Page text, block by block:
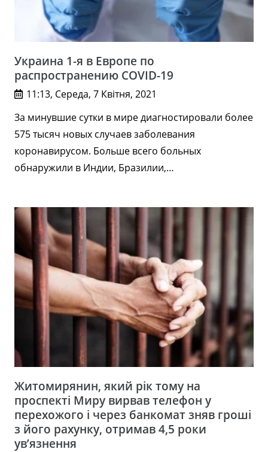
Украина 1-я в Европе по
распространению COVID-19
11:13, Середа, 7 Квітня, 2021
За минувшие сутки в мире диагностировали более
575 тысяч новых случаев заболевания
коронавирусом. Больше всего больных
обнаружили в Индии, Бразилии,…
Житомирянин, який рік тому на
проспекті Миру вирвав телефон у
перехожого і через банкомат зняв гроші
з його рахунку, отримав 4,5 роки
ув’язнення